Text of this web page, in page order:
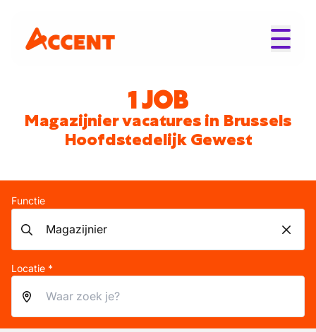
1 JOB
Magazijnier vacatures in Brussels
Hoofdstedelijk Gewest
Functie
Locatie *